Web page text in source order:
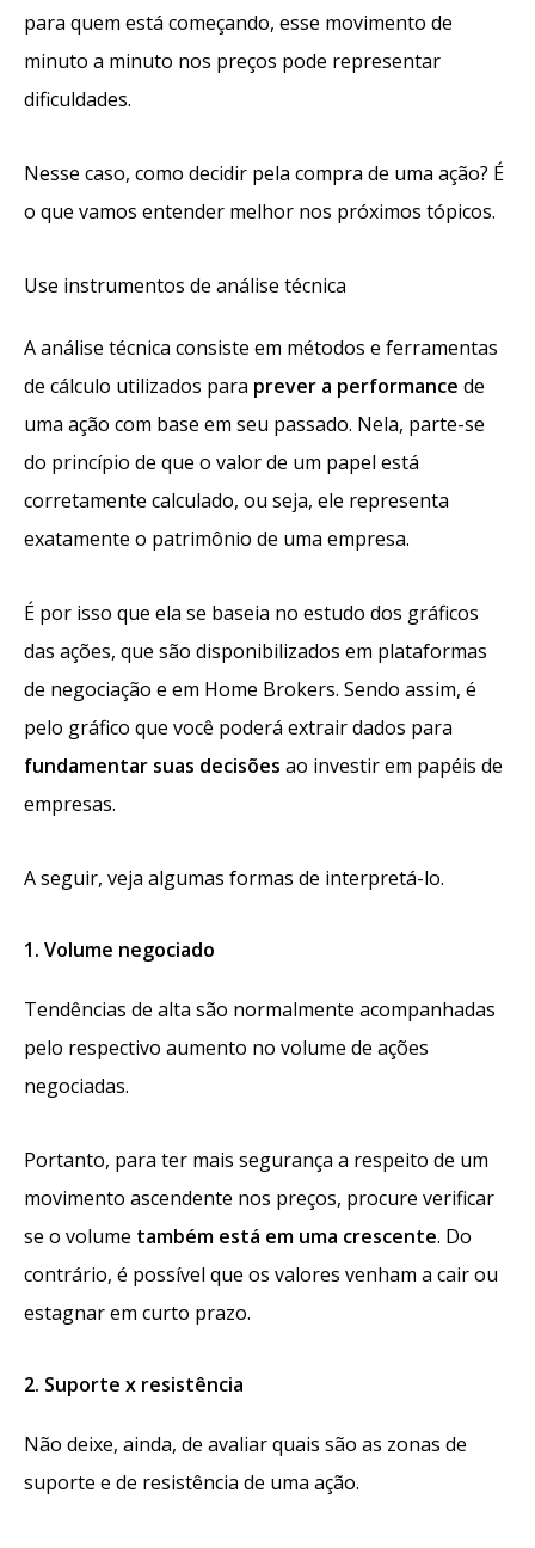
para quem está começando, esse movimento de
minuto a minuto nos preços pode representar
dificuldades.
Nesse caso, como decidir pela compra de uma ação? É
o que vamos entender melhor nos próximos tópicos.
Use instrumentos de análise técnica
A análise técnica consiste em métodos e ferramentas
de cálculo utilizados para prever a performance de
uma ação com base em seu passado. Nela, parte-se
do princípio de que o valor de um papel está
corretamente calculado, ou seja, ele representa
exatamente o patrimônio de uma empresa.
É por isso que ela se baseia no estudo dos gráficos
das ações, que são disponibilizados em plataformas
de negociação e em Home Brokers. Sendo assim, é
pelo gráfico que você poderá extrair dados para
fundamentar suas decisões ao investir em papéis de
empresas.
A seguir, veja algumas formas de interpretá-lo.
1. Volume negociado
Tendências de alta são normalmente acompanhadas
pelo respectivo aumento no volume de ações
negociadas.
Portanto, para ter mais segurança a respeito de um
movimento ascendente nos preços, procure verificar
se o volume também está em uma crescente. Do
contrário, é possível que os valores venham a cair ou
estagnar em curto prazo.
2. Suporte x resistência
Não deixe, ainda, de avaliar quais são as zonas de
suporte e de resistência de uma ação.